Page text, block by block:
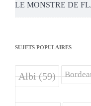
LE MONSTRE DE
SUJETS POPULAIRES
Albi(59)